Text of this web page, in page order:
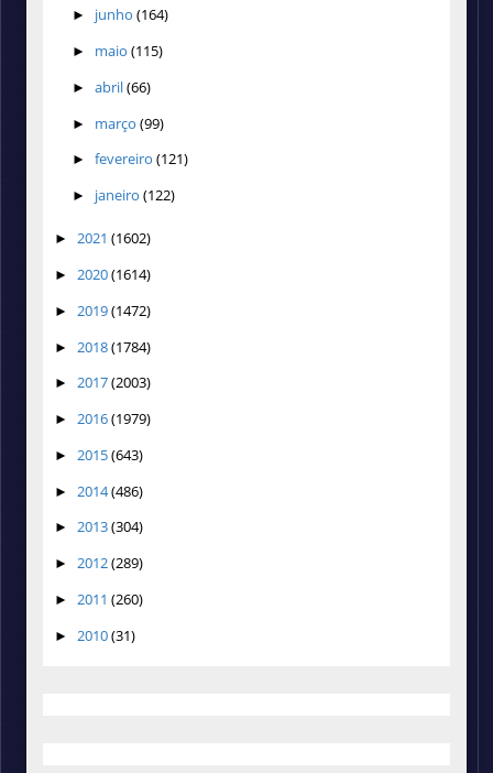
► junho (164)
► maio (115)
► abril(66)
► março (99)
► fevereiro (121)
► janeiro (122)
► 2021 (1602)
► 2020(1614)
► 2019(1472)
► 2018(1784)
► 2017(2003)
► 2016(1979)
► 2015(643)
► 2014(486)
► 2013(304)
► 2012(289)
► 2011 (260)
► 2010(31)